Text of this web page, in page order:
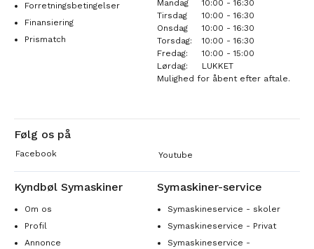
Forretningsbetingelser
Finansiering
Prismatch
Mandag
10:00 - 16:30
Tirsdag
10:00 - 16:30
Onsdag
10:00 - 16:30
Torsdag:
10:00 - 16:30
Fredag:
10:00 - 15:00
Lørdag:
LUKKET
Mulighed for åbent efter aftale.
Følg os på
Facebook Youtube
Kyndbøl Symaskiner
Om os
Profil
Annonce
Symaskiner-service
Symaskineservice - skoler
Symaskineservice - Privat
Symaskineservice -